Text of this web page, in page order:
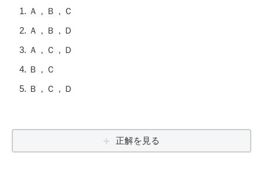
Ａ，Ｂ，Ｃ
Ａ，Ｂ，Ｄ
Ａ，Ｃ，Ｄ
Ｂ，Ｃ
Ｂ，Ｃ，Ｄ
正解を見る